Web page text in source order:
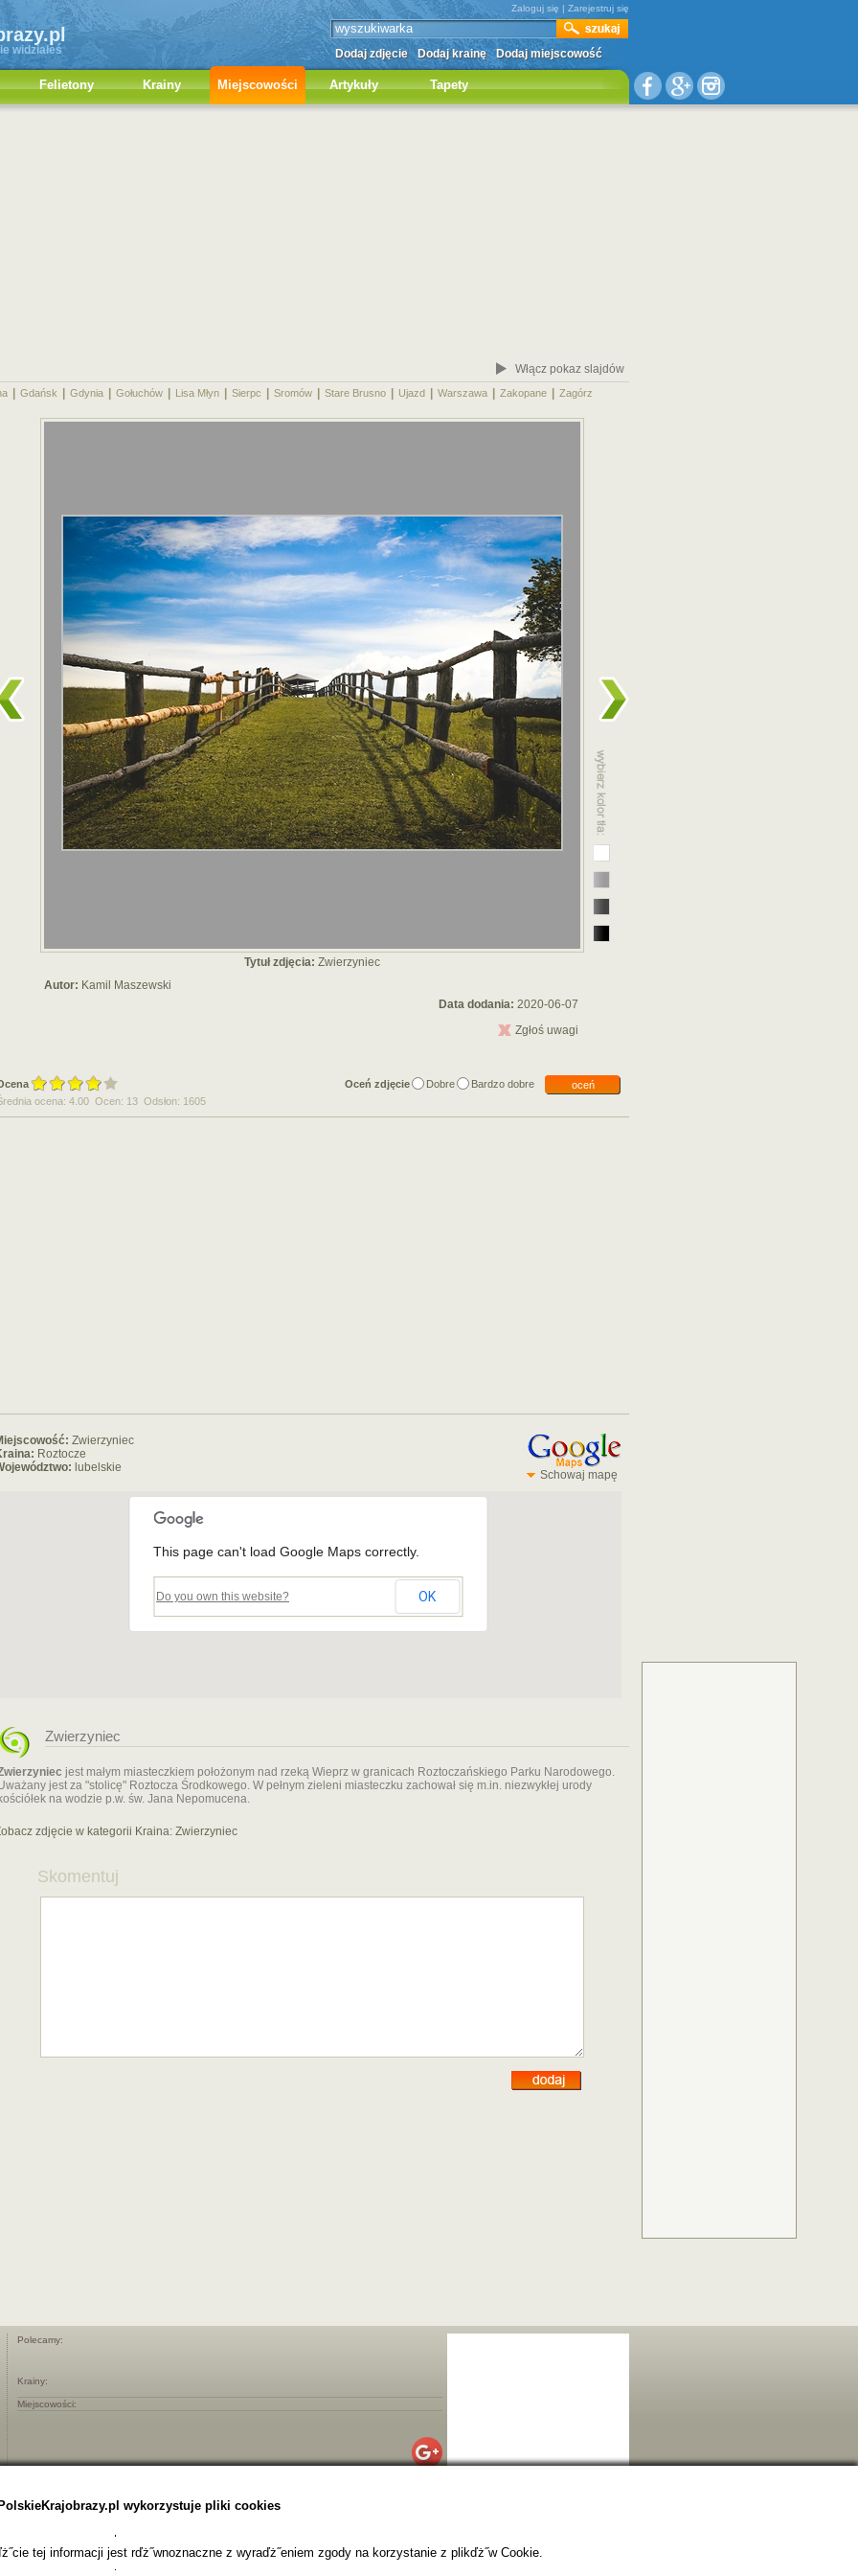
widziałeś
Zaloguj się | Zarejestruj się
Dodaj zdjęcie Dodaj krainę Dodaj miejscowość
Felietony Krainy Miejscowości Artykuły Tapety
Włącz pokaz slajdów
Gdańsk Gdynia Gołuchów Lisa Młyn Sierpc Sromów Stare Brusno Ujazd Warszawa Zakopane Zagórz
Tytuł zdjęcia: Zwierzyniec
Autor: Kamil Maszewski
Data dodania: 2020-06-07
Zgłoś uwagi
Oceń zdjęcie Dobre Bardzo dobre
oceń
ocena: 4.00 Ocen: 13 Odsłon: 1605
Zwierzyniec
Roztocze
lubelskie
Schowaj mapę
This page can't load Google Maps correctly.
Do you own this website? OK
Zwierzyniec
jest małym miasteczkiem położonym nad rzeką Wieprz w granicach Roztoczańskiego Parku Narodowego.
jest za "stolicę" Roztocza Środkowego. W pełnym zieleni miasteczku zachował się m.in. niezwykłej urody
na wodzie p.w. św. Jana Nepomucena.
zdjęcie w kategorii Kraina: Zwierzyniec
Skomentuj
Polecamy:
Krainy:
Miejscowości:
wykorzystuje pliki cookies
tej informacji jest rďż˝wnoznaczne z wyraďż˝eniem zgody na korzystanie z plikďż˝w Cookie.